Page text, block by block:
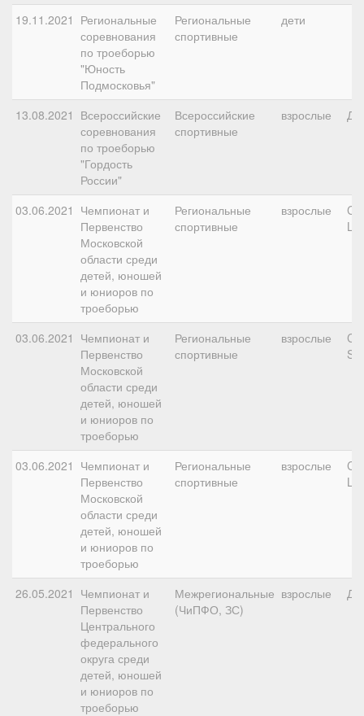
19.11.2021 Региональные
соревнования
по троеборью
"Юность
Подмосковья"
Региональные
спортивные
дети
13.08.2021 Всероссийские
соревнования
по троеборью
"Гордость
России"
Всероссийские
спортивные
взрослые
03.06.2021 Чемпионат и
Первенство
Московской
области среди
детей, юношей
и юниоров по
троеборью
Региональные
спортивные
взрослые
L
03.06.2021 Чемпионат и
Первенство
Московской
области среди
детей, юношей
и юниоров по
троеборью
Региональные
спортивные
взрослые
S
03.06.2021 Чемпионат и
Первенство
Московской
области среди
детей, юношей
и юниоров по
троеборью
Региональные
спортивные
взрослые
L
26.05.2021 Чемпионат и
Первенство
Центрального
федерального
округа среди
детей, юношей
и юниоров по
троеборью
Межрегиональные
(ЧиПФО, ЗС)
взрослые